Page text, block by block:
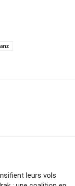
leurs vols